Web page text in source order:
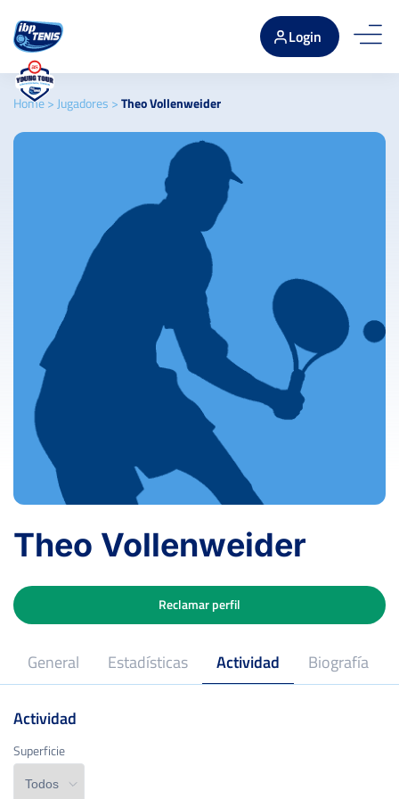
Login
Home> Jugadores >Theo Vollenweider
Theo Vollenweider
General Estadísticas Actividad Biografía
Reclamar perfil
Superficie
Actividad
Superficie